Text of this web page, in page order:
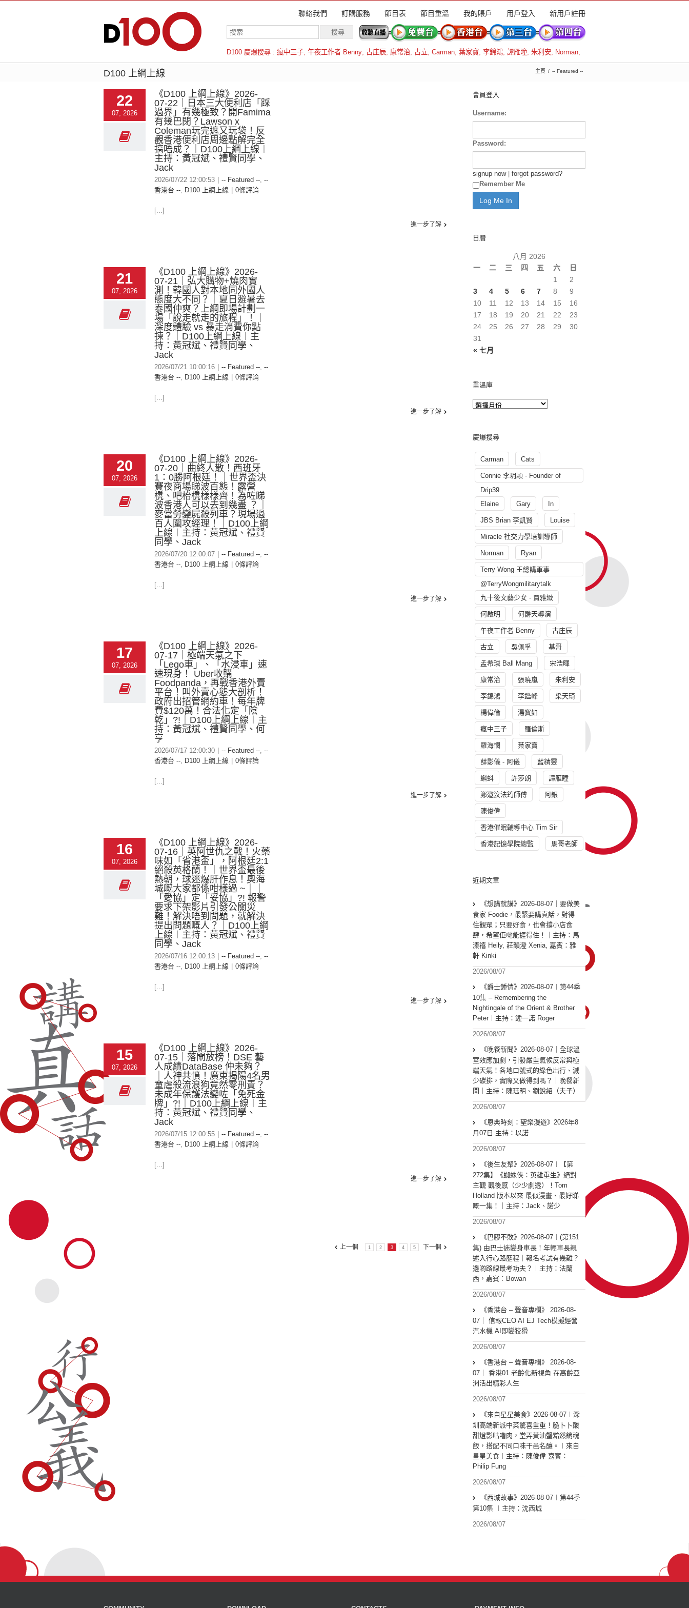
聯絡我們 訂購服務 節目表 節目重溫 我的賬戶 用戶登入 新用戶註冊
D100 慶爆搜尋 : 瘋中三子, 午夜工作者 Benny, 古庄辰, 康常治, 古立, Carman, 葉家寶, 李錦鴻, 譚雁瞳, 朱利安, Norman,
羅倫斯
D100 上綱上線 主頁 -- Featured --
22
07, 2026
《D100 上綱上線》2026-
07-22｜日本三大便利店「踩
過界」有幾極致？開Famima
有幾巴閉？Lawson x
Coleman玩完遮又玩袋！反
觀香港便利店周邊點解完全
搞唔成？｜D100上綱上線︱
主持：黃冠斌、禮賢同學、
Jack
2026/07/22 12:00:53 -- Featured --, --
香港台 --, D100 上綱上線 0條評論
[...]
進一步了解
21
07, 2026
《D100 上綱上線》2026-
07-21｜弘大購物+燒肉實
測！韓國人對本地同外國人
態度大不同？｜夏日避暑去
泰國仲爽？上綱即場計劃一
場「說走就走的旅程」！｜
深度體驗 vs 暴走消費你點
揀？｜D100上綱上線︱主
持：黃冠斌、禮賢同學、
Jack
2026/07/21 10:00:16 -- Featured --, --
香港台 --, D100 上綱上線 0條評論
[...]
進一步了解
20
07, 2026
《D100 上綱上線》2026-
07-20｜曲終人散！西班牙
1：0勝阿根廷！｜世界盃決
賽夜商場睇波百態！露營
櫈、吧枱櫈樣樣齊！為咗睇
波香港人可以去到幾盡 ？｜
麥當勞變屍殺列車？現場過
百人圍攻經理！｜D100上綱
上線︱主持：黃冠斌、禮賢
同學、Jack
2026/07/20 12:00:07 -- Featured --, --
香港台 --, D100 上綱上線 0條評論
[...]
進一步了解
17
07, 2026
《D100 上綱上線》2026-
07-17｜極端天氣之下
「Lego車」、「水浸車」速
速現身！ Uber收購
Foodpanda，再戰香港外賣
平台！叫外賣心態大剖析！
政府出招管網約車！每年牌
費$120萬！合法化定「陰
乾」?!｜D100上綱上線︱主
持：黃冠斌、禮賢同學、何
亨
2026/07/17 12:00:30 -- Featured --, --
香港台 --, D100 上綱上線 0條評論
[...]
進一步了解
16
07, 2026
《D100 上綱上線》2026-
07-16｜英阿世仇之戰！火藥
味如「省港盃」，阿根廷2:1
絕殺英格蘭！｜世界盃最後
熱朝，球迷爆肝作息！奧海
城嘅大家都係咁樣過 ~｜｜
「愛協」定「妥協」?! 報警
要求下架影片引發公關災
難！解決唔到問題，就解決
提出問題嘅人？｜D100上綱
上線︱主持：黃冠斌、禮賢
同學、Jack
2026/07/16 12:00:13 -- Featured --, --
香港台 --, D100 上綱上線 0條評論
[...]
進一步了解
15
07, 2026
《D100 上綱上線》2026-
07-15｜落閘放榜！DSE 藝
人成績DataBase 仲未夠？
｜人神共憤！廣東揭陽4名男
童虐殺流浪狗竟然零刑責？
未成年保護法變咗「免死金
牌」?!｜D100上綱上線︱主
持：黃冠斌、禮賢同學、
Jack
2026/07/15 12:00:55 -- Featured --, --
香港台 --, D100 上綱上線 0條評論
[...]
進一步了解
上一個 1 2 3 4 5 下一個
會員登入
Username:
Password:
signup now| forgot password?
Remember Me
日曆
八月 2026
一
二 三 四 五 六 日
« 七月
1
2
3
4 5 6 7 8
9
10
11 12 13 14 15
16
17
18 19 20 21 22
23
24
25 26 27 28 29
30
31
重溫庫
慶爆搜尋
Carman Cats
Connie 李玥穎 - Founder of
Drip39
Elaine
Gary In
JBS Brian 李凱賢 Louise
Miracle 社交力學培訓導師
Norman Ryan
Terry Wong 王總講軍事
@TerryWongmilitarytalk
九十後文藝少女 - 賈雅緻
何啟明 何爵天導演
午夜工作者 Benny 古庄辰
古立 吳佩孚 基哥
孟希璘 Ball Mang 宋浩暉
康常治 張曉嵐 朱利安
李錦鴻 李鑑峰 梁天琦
楊偉倫 湯寳如
瘋中三子 羅倫斯
羅海憫 葉家寶
薛影儀 - 阿儀 藍精靈
蝌蚪 許莎朗 譚雁瞳
鄭遨汶法筠師傅 阿銀
陳俊偉
香港催眠輔導中心 Tim Sir
香港記憶學院總監 馬哥老師
近期文章
《想講就講》2026-08-07｜要做美
食家 Foodie，最緊要講真話，對得
住觀眾；只要好食，也會撐小店食
肆，希望佢哋能捱得住！｜主持：馬
溱禧 Heily, 莊韻澄 Xenia, 嘉賓：雅
軒 Kinki
2026/08/07
《爵士鍾情》2026-08-07︱第44季
10集 – Remembering the
Nightingale of the Orient & Brother
Peter︱主持：鍾一諾 Roger
2026/08/07
《晚餐新聞》2026-08-07｜全球溫
室效應加劇，引發嚴重氣候反常與極
端天氣！各地口號式的綠色出行、減
少碳排，實際又做得到嗎？｜晚餐新
聞｜主持：陳珏明、劉銳紹（夫子）
2026/08/07
《恩典時刻：聖樂漫遊》2026年8
月07日 主持：以諾
2026/08/07
《後生友聚》2026-08-07︱【第
272集】《蜘蛛俠：英雄重生》絕對
主觀 觀後感（少少劇透）！Tom
Holland 版本以來 最似漫畫、最好睇
嘅一集！｜主持：Jack、諾少
2026/08/07
《巴膠不敗》2026-08-07︱(第151
集) 由巴士迷變身車長！年輕車長親
述入行心路歷程｜報名考試有幾難？
邊啲路線最考功夫？︱主持：法蘭
西，嘉賓︰Bowan
2026/08/07
《香港台 – 聲音專欄》 2026-08-
07｜ 信報CEO AI EJ Tech模擬經營
汽水機 AI即變狡猾
2026/08/07
《香港台 – 聲音專欄》 2026-08-
07｜ 香港01 老齡化新視角 在高齡亞
洲活出精彩人生
2026/08/07
《來自星星美食》2026-08-07︱深
圳高端新派中菜驚喜重重！脆卜卜酸
甜燈影咕嚕肉，堂弄黃油蟹黯然銷魂
飯，搭配不同口味干邑名釀。︱來自
星星美食︱主持：陳俊偉 嘉賓：
Philip Fung
2026/08/07
《西城故事》2026-08-07︱第44季
第10集 ︱主持：沈西城
2026/08/07